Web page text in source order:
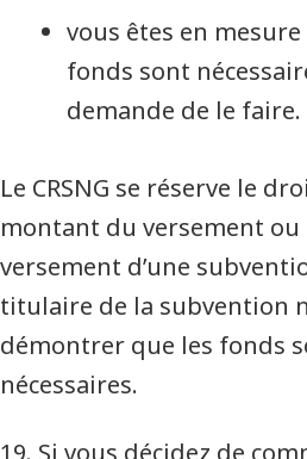
vous êtes en
fonds sont
demande de le faire.
Le CRSNG se réserve le
montant du versement ou
versement d’une
titulaire de la subvention
démontrer que les fonds
nécessaires.
19. Si vous décidez de